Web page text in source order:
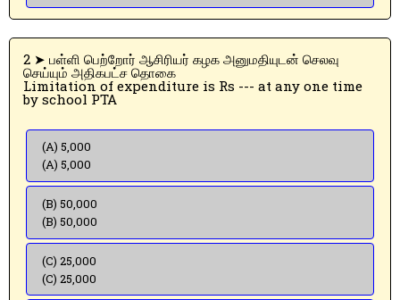
2 ➤ பள்ளி பெற்றோர் ஆசிரியர் கழக அனுமதியுடன் செலவு
செய்யும் அதிகபட்ச தொகை
Limitation of expenditure is Rs --- at any one time
by school PTA
(A) 5,000
(A) 5,000
(B) 50,000
(B) 50,000
(C) 25,000
(C) 25,000